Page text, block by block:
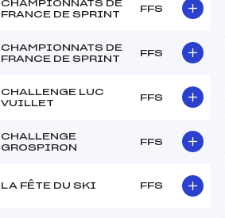
CHAMPIONNATS DE
FRANCE DE SPRINT
FFS
CHAMPIONNATS DE
FRANCE DE SPRINT
FFS
CHALLENGE LUC
VUILLET
FFS
CHALLENGE
GROSPIRON
FFS
LA FÊTE DU SKI FFS